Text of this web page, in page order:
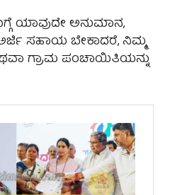
ಅನುಮಾನ,
ಸಹಾಯ ಬೇಕಾದರೆ, ನಿಮ್ಮ
ಗ್ರಾಮ ಪಂಚಾಯಿತಿಯನ್ನು